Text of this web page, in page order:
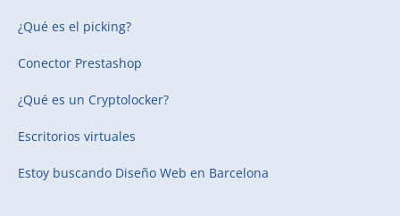
¿Qué es el picking?
Conector Prestashop
¿Qué es un Cryptolocker?
Escritorios virtuales
Estoy buscando Diseño Web en Barcelona